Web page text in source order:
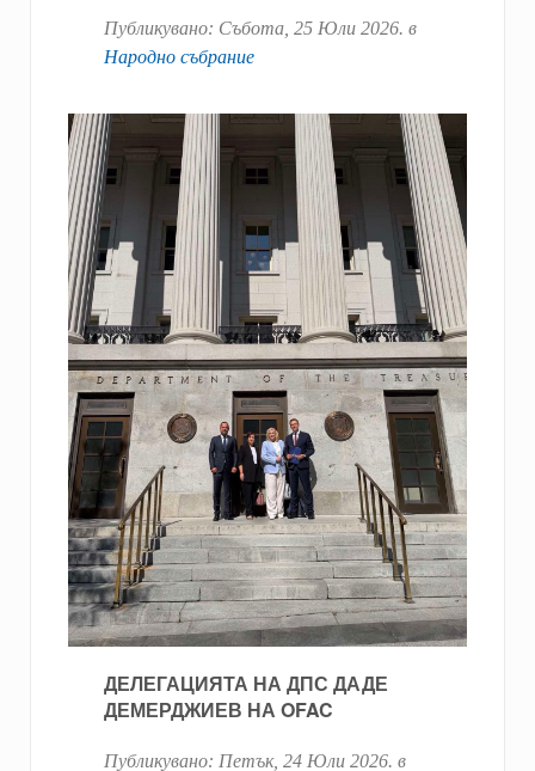
Публикувано: Събота, 25 Юли 2026. в
Народно събрание
ДЕЛЕГАЦИЯТА НА ДПС ДАДЕ
ДЕМЕРДЖИЕВ НА OFAC
Публикувано: Петък, 24 Юли 2026. в